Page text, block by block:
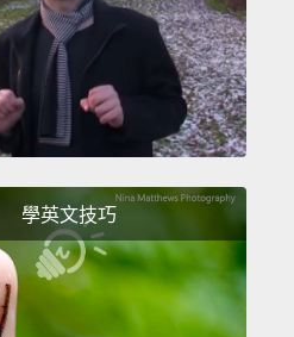
convince to see a
see a doctor!
They
over it. Nothing can
is nothing—
會去看醫生!他們一生
不去看醫生的。不管多
學英文技巧